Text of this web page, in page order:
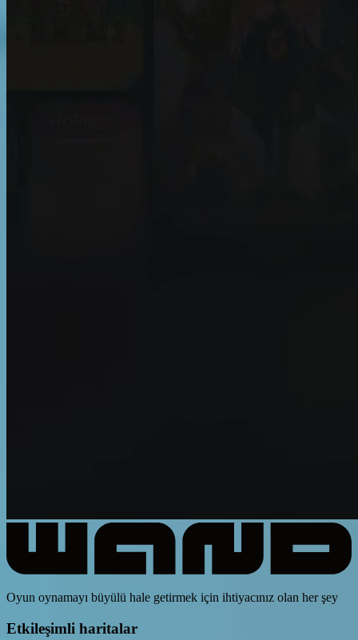
Oyun oynamayı büyülü hale getirmek için ihtiyacınız olan her şey
Etkileşimli haritalar